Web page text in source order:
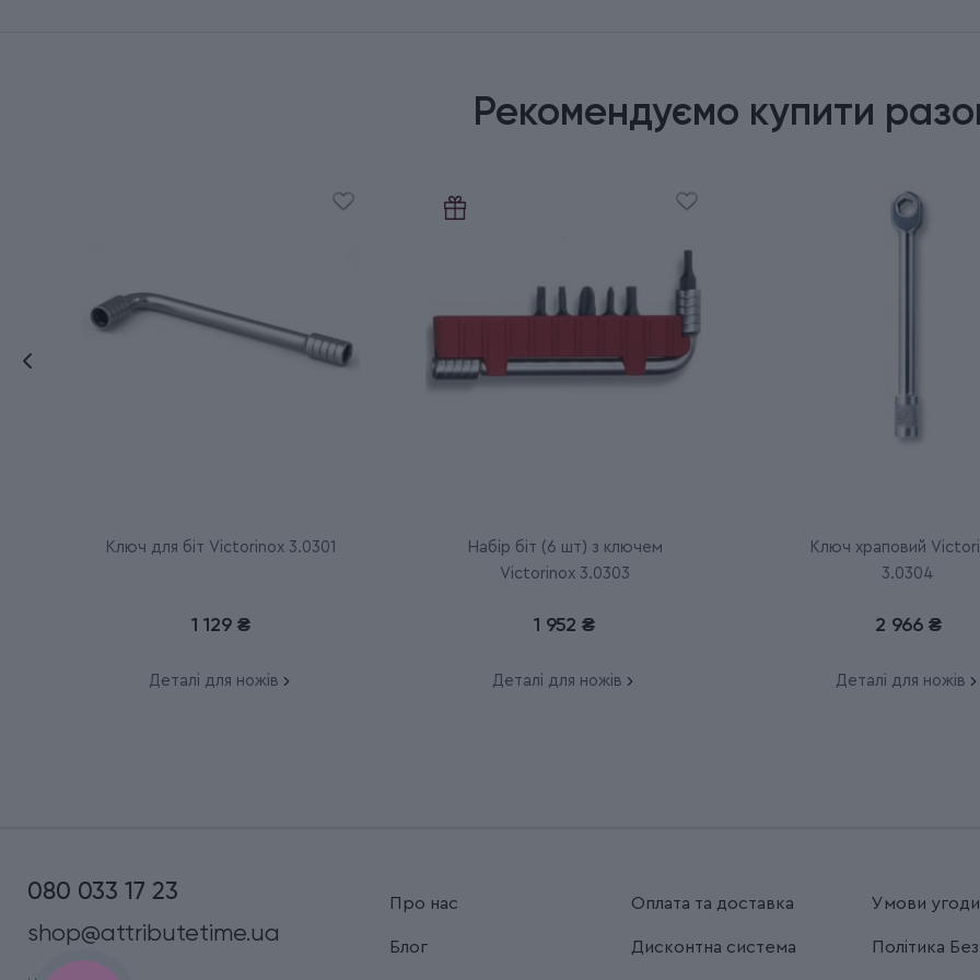
Рекомендуємо купити
Ключ для біт Victorinox 3.0301
1 129 ₴
Деталі для ножів
Набір біт (6 шт) з ключем
Victorinox 3.0303
1 952 ₴
Деталі для ножів
Ключ храповий
3.0304
2 966 ₴
Деталі для ножів
080 033 17 23
shop@attributetime.ua
Про нас
Блог
Оплата та доставка
Дисконтна система
Умови угоди
Політика